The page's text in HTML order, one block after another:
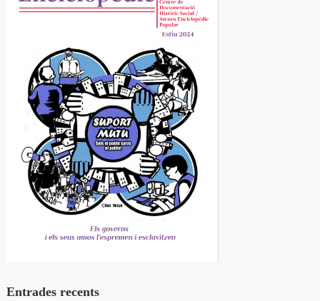
Entrades recents